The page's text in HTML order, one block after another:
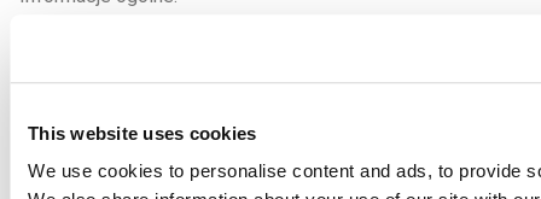
This website uses cookies
We use cookies to personalise content and ads, to provide
DK-6070 Christiansfeld
Kontakt